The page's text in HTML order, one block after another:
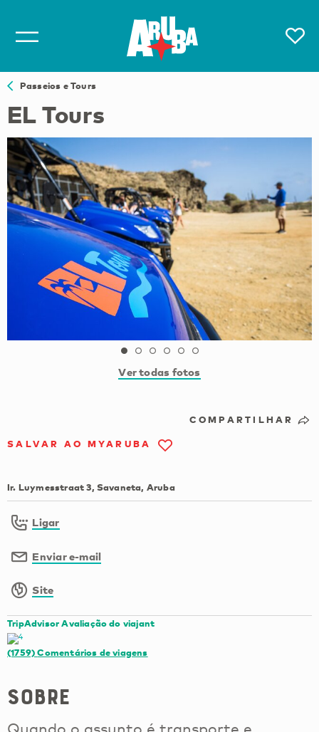
Passeios e Tours
EL Tours
Ver todas fotos
COMPARTILHAR
SALVAR AO MYARUBA
Ir. Luymesstraat 3, Savaneta, Aruba
Ligar
Enviar e-mail
Site
TripAdvisor Avaliação do viajant
(1759)Comentários de viagens
Sobre